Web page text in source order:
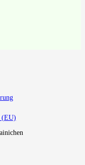
(EU)